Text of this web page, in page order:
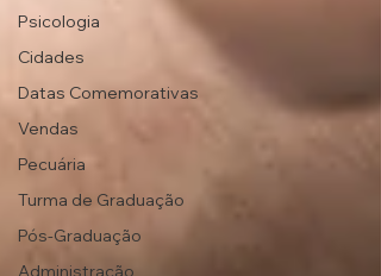
Psicologia
Cidades
Datas Comemorativas
Vendas
Pecuária
Turma de Graduação
Pós-Graduação
Administração